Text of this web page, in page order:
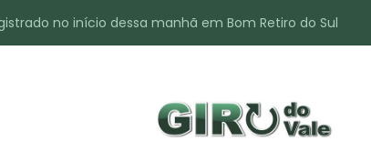
no início dessa manhã em Bom Retiro do Sul
no interior de Bom Retiro do Sul